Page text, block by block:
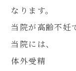
なります。
当院が高齢不妊
当院には、
体外受精